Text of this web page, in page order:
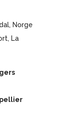
Norge
La